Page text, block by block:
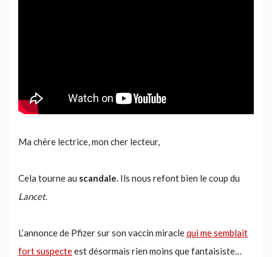
Ma chère lectrice, mon cher lecteur,
Cela tourne au scandale. Ils nous refont bien le coup du
Lancet.
L’annonce de Pfizer sur son vaccin miraclequi me semblait
fort suspecteest désormais rien moins que fantaisiste…